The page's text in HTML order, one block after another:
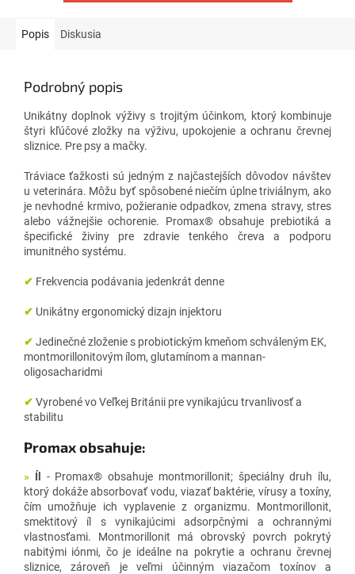
Popis Diskusia
Podrobný popis
Unikátny doplnok výživy s trojitým účinkom, ktorý kombinuje
štyri kľúčové zložky na výživu, upokojenie a ochranu črevnej
sliznice. Pre psy a mačky.
Tráviace ťažkosti sú jedným z najčastejších dôvodov návštev
u veterinára. Môžu byť spôsobené niečím úplne triviálnym, ako
je nevhodné krmivo, požieranie odpadkov, zmena stravy, stres
alebo vážnejšie ochorenie. Promax® obsahuje prebiotiká a
špecifické živiny pre zdravie tenkého čreva a podporu
imunitného systému.
✔ Frekvencia podávania jedenkrát denne
✔ Unikátny ergonomický dizajn injektoru
✔ Jedinečné zloženie s probiotickým kmeňom schváleným EK,
montmorillonitovým ílom, glutamínom a mannan-
oligosacharidmi
✔ Vyrobené vo Veľkej Británii pre vynikajúcu trvanlivosť a
stabilitu
Promax obsahuje:
» Íl
- Promax® obsahuje montmorillonit; špeciálny druh ílu,
ktorý dokáže absorbovať vodu, viazať baktérie, vírusy a toxíny,
čím umožňuje ich vyplavenie z organizmu. Montmorillonit,
smektitový íl s vynikajúcimi adsorpčnými a ochrannými
vlastnosťami. Montmorillonit má obrovský povrch pokrytý
nabitými iónmi, čo je ideálne na pokrytie a ochranu črevnej
sliznice, zároveň je veľmi účinným viazačom toxínov a